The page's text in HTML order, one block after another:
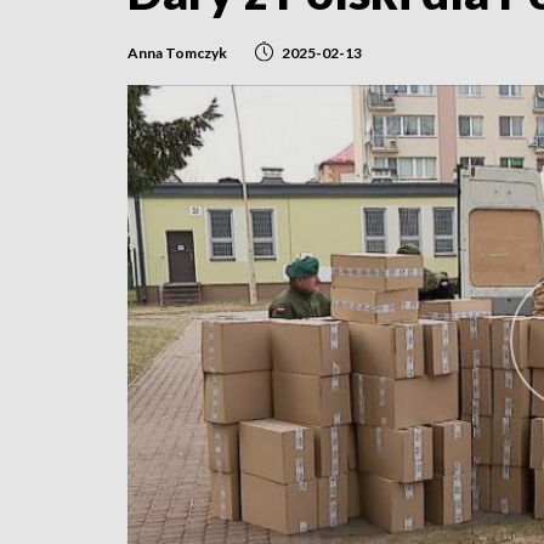
Anna Tomczyk 2025-02-13